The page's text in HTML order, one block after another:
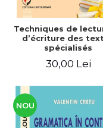
Techniques de
d’écriture des
spécialisés
30,00 Lei
NOU